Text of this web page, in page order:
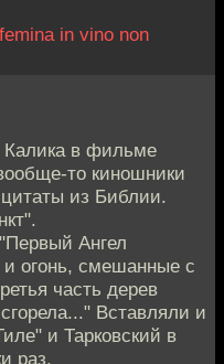
in vino non
Калика в фильме
то киношники
из Библии.
Ангел
и огонь, смешанные с
часть дерев
Вставляли и
и Тарковский в
раз.